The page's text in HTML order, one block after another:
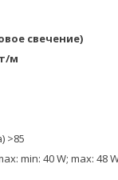
свечение)
м
>85
min: 40 W; max: 48